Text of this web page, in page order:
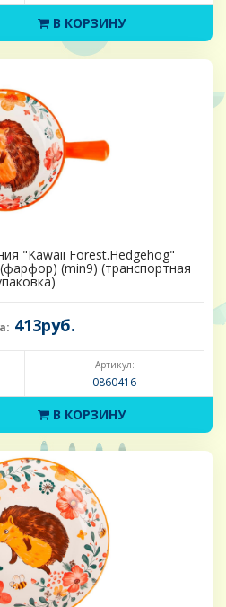
В КОРЗИНУ
"Kawaii Forest.Hedgehog"
(min9) (транспортная
413руб.
Артикул:
0860416
В КОРЗИНУ